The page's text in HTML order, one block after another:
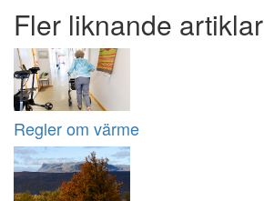
Fler liknande artiklar
Regler om värme